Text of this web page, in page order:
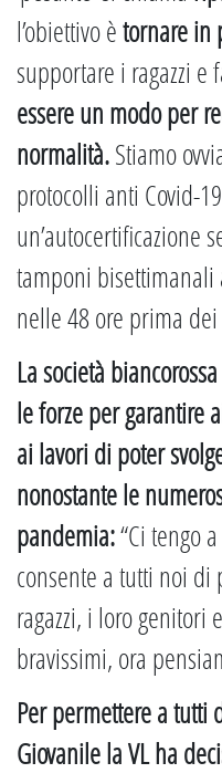
l’obiettivo ètornare in
supportare i ragazzi e
essere un modo per
normalità.Stiamo
protocolli anti Covid-
un’autocertificazione
tamponi bisettimanali
nelle 48 ore prima dei
La società
le forze per garantire
ai lavori di poter
nonostante le
pandemia:“Ci tengo
consente a tutti noi
ragazzi, i loro genitori
bravissimi, ora
Per permettere a tutti
Giovanile la VL ha